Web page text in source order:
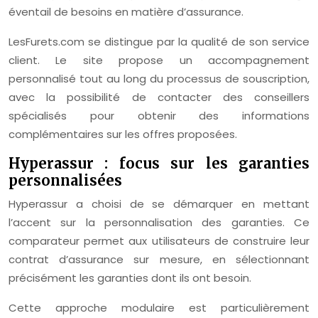
éventail de besoins en matière d’assurance.
LesFurets.com se distingue par la qualité de son service
client. Le site propose un accompagnement
personnalisé tout au long du processus de souscription,
avec la possibilité de contacter des conseillers
spécialisés pour obtenir des informations
complémentaires sur les offres proposées.
Hyperassur : focus sur les garanties
personnalisées
Hyperassur a choisi de se démarquer en mettant
l’accent sur la personnalisation des garanties. Ce
comparateur permet aux utilisateurs de construire leur
contrat d’assurance sur mesure, en sélectionnant
précisément les garanties dont ils ont besoin.
Cette approche modulaire est particulièrement